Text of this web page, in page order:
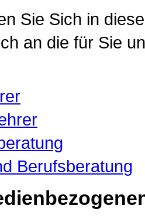
Sie Sich in
an die für Sie
Berufsberatung